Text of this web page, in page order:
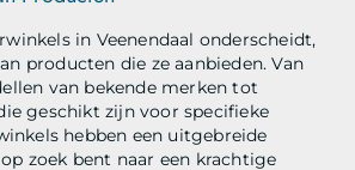
in Veenendaal onderscheidt,
producten die ze aanbieden. Van
van bekende merken tot
geschikt zijn voor specifieke
hebben een uitgebreide
zoek bent naar een krachtige